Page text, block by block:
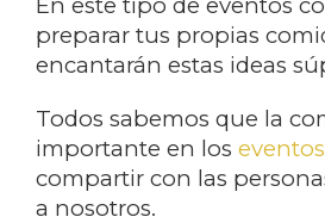
preparar tus propias
encantarán estas ideas
Todos sabemos que la
importante en los eventos
compartir con las
a nosotros.